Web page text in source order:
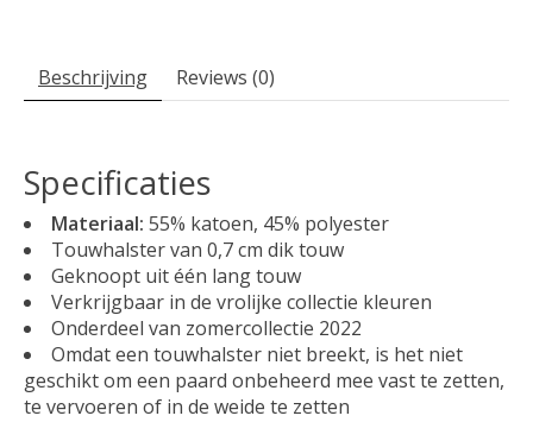
Beschrijving Reviews (0)
Specificaties
Materiaal: 55% katoen, 45% polyester
Touwhalster van 0,7 cm dik touw
Geknoopt uit één lang touw
Verkrijgbaar in de vrolijke collectie kleuren
Onderdeel van zomercollectie 2022
Omdat een touwhalster niet breekt, is het niet
geschikt om een paard onbeheerd mee vast te zetten,
te vervoeren of in de weide te zetten